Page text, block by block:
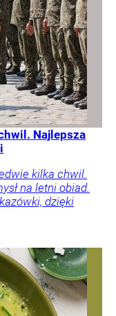
Najlepsza
kilka chwil.
na letni obiad.
dzięki